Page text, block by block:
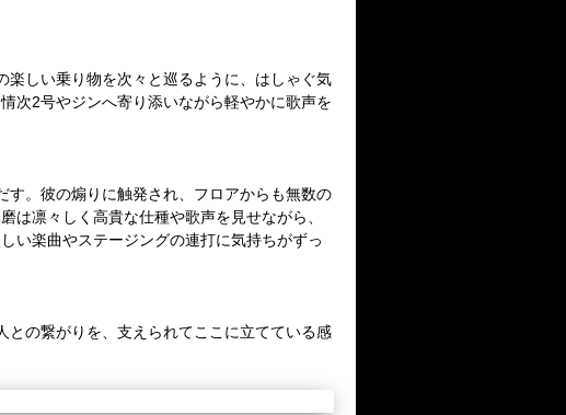
しい乗り物を次々と巡るように、はしゃぐ気
次2号やジンへ寄り添いながら軽やかに歌声を
。彼の煽りに触発され、フロアからも無数の
は凛々しく高貴な仕種や歌声を見せながら、
い楽曲やステージングの連打に気持ちがずっ
との繋がりを、支えられてここに立てている感